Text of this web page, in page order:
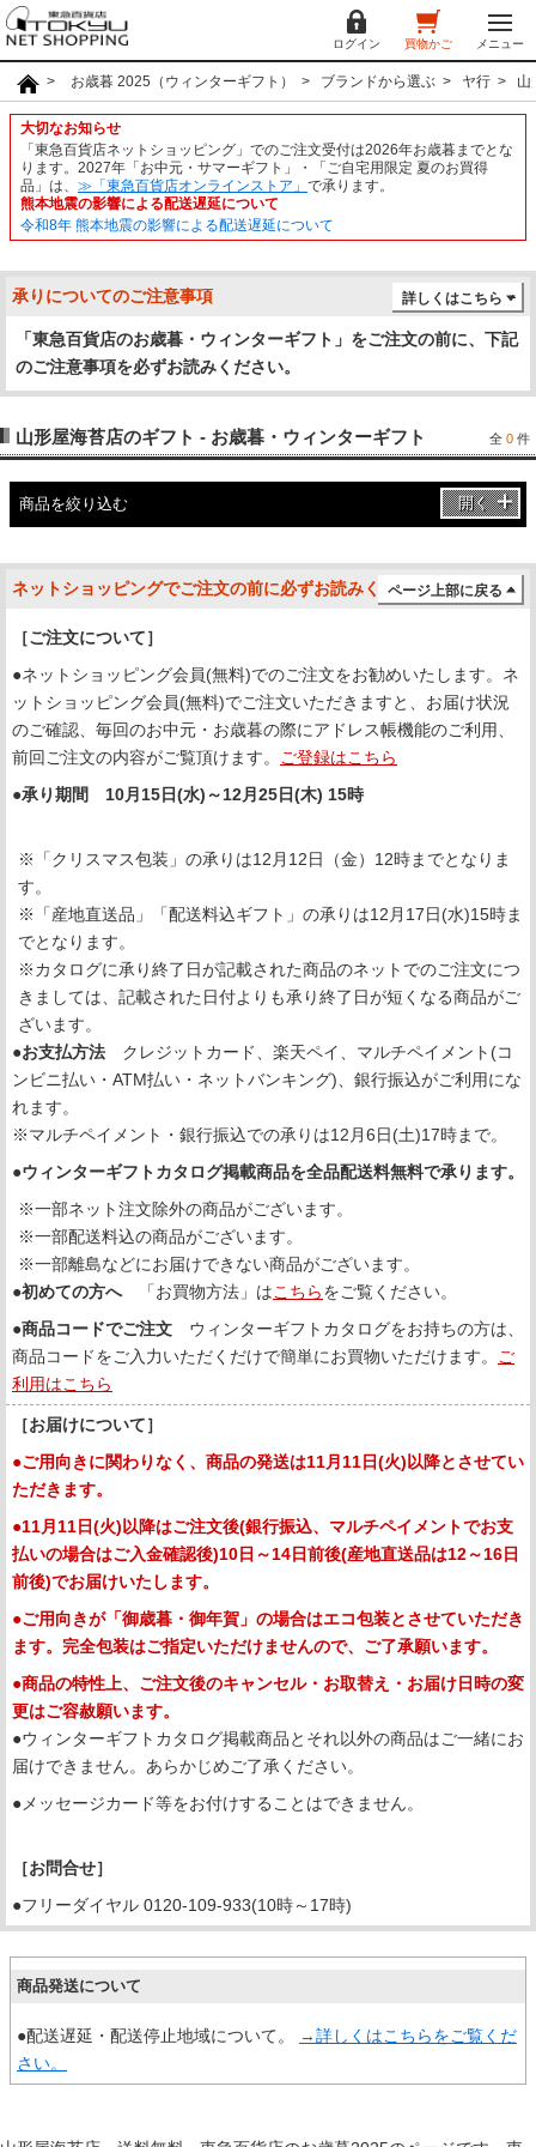
ログイン 買物かご メニュー
お歳暮 2025（ウィンターギフト） ブランドから選ぶ ヤ行 山
大切なお知らせ
「東急百貨店ネットショッピング」でのご注文受付は2026年お歳暮までとな
ります。2027年「お中元・サマーギフト」・「ご自宅用限定 夏のお買得
品」は、 ≫「東急百貨店オンラインストア」 で承ります。
熊本地震の影響による配送遅延について
令和8年 熊本地震の影響による配送遅延について
承りについてのご注意事項
「東急百貨店のお歳暮・ウィンターギフト」をご注文の前に、下記
のご注意事項を必ずお読みください。
詳しくはこちら
山形屋海苔店のギフト - お歳暮・ウィンターギフト 全 0 件
商品を絞り込む 開く
ネットショッピングでご注文の前に必ずお読みくださいページ上部に戻る
［ご注文について］
●ネットショッピング会員(無料)でのご注文をお勧めいたします。ネ
ットショッピング会員(無料)でご注文いただきますと、お届け状況
のご確認、毎回のお中元・お歳暮の際にアドレス帳機能のご利用、
前回ご注文の内容がご覧頂けます。
ご登録はこちら
●承り期間 10月15日(水)～12月25日(木) 15時
※「クリスマス包装」の承りは12月12日（金）12時までとなりま
す。
※「産地直送品」「配送料込ギフト」の承りは12月17日(水)15時ま
でとなります。
※カタログに承り終了日が記載された商品のネットでのご注文につ
きましては、記載された日付よりも承り終了日が短くなる商品がご
ざいます。
●お支払方法 クレジットカード、楽天ペイ、マルチペイメント(コ
ンビニ払い・ATM払い・ネットバンキング)、銀行振込がご利用にな
れます。
※マルチペイメント・銀行振込での承りは12月6日(土)17時まで。
●ウィンターギフトカタログ掲載商品を全品配送料無料で承ります。
※一部ネット注文除外の商品がございます。
※一部配送料込の商品がございます。
※一部離島などにお届けできない商品がございます。
●初めての方へ「お買物方法」はこちらをご覧ください。
●商品コードでご注文 ウィンターギフトカタログをお持ちの方は、
商品コードをご入力いただくだけで簡単にお買物いただけます。
ご
利用はこちら
［お届けについて］
●ご用向きに関わりなく、商品の発送は11月11日(火)以降とさせてい
ただきます。
●11月11日(火)以降はご注文後(銀行振込、マルチペイメントでお支
払いの場合はご入金確認後)10日～14日前後(産地直送品は12～16日
前後)でお届けいたします。
●ご用向きが「御歳暮・御年賀」の場合はエコ包装とさせていただき
ます。完全包装はご指定いただけませんので、ご了承願います。
●商品の特性上、ご注文後のキャンセル・お取替え・お届け日時の変
更はご容赦願います。
●ウィンターギフトカタログ掲載商品とそれ以外の商品はご一緒にお
届けできません。あらかじめご了承ください。
●メッセージカード等をお付けすることはできません。
［お問合せ］
●フリーダイヤル 0120-109-933(10時～17時)
商品発送について
●配送遅延・配送停止地域について。
→詳しくはこちらをご覧くだ
さい。